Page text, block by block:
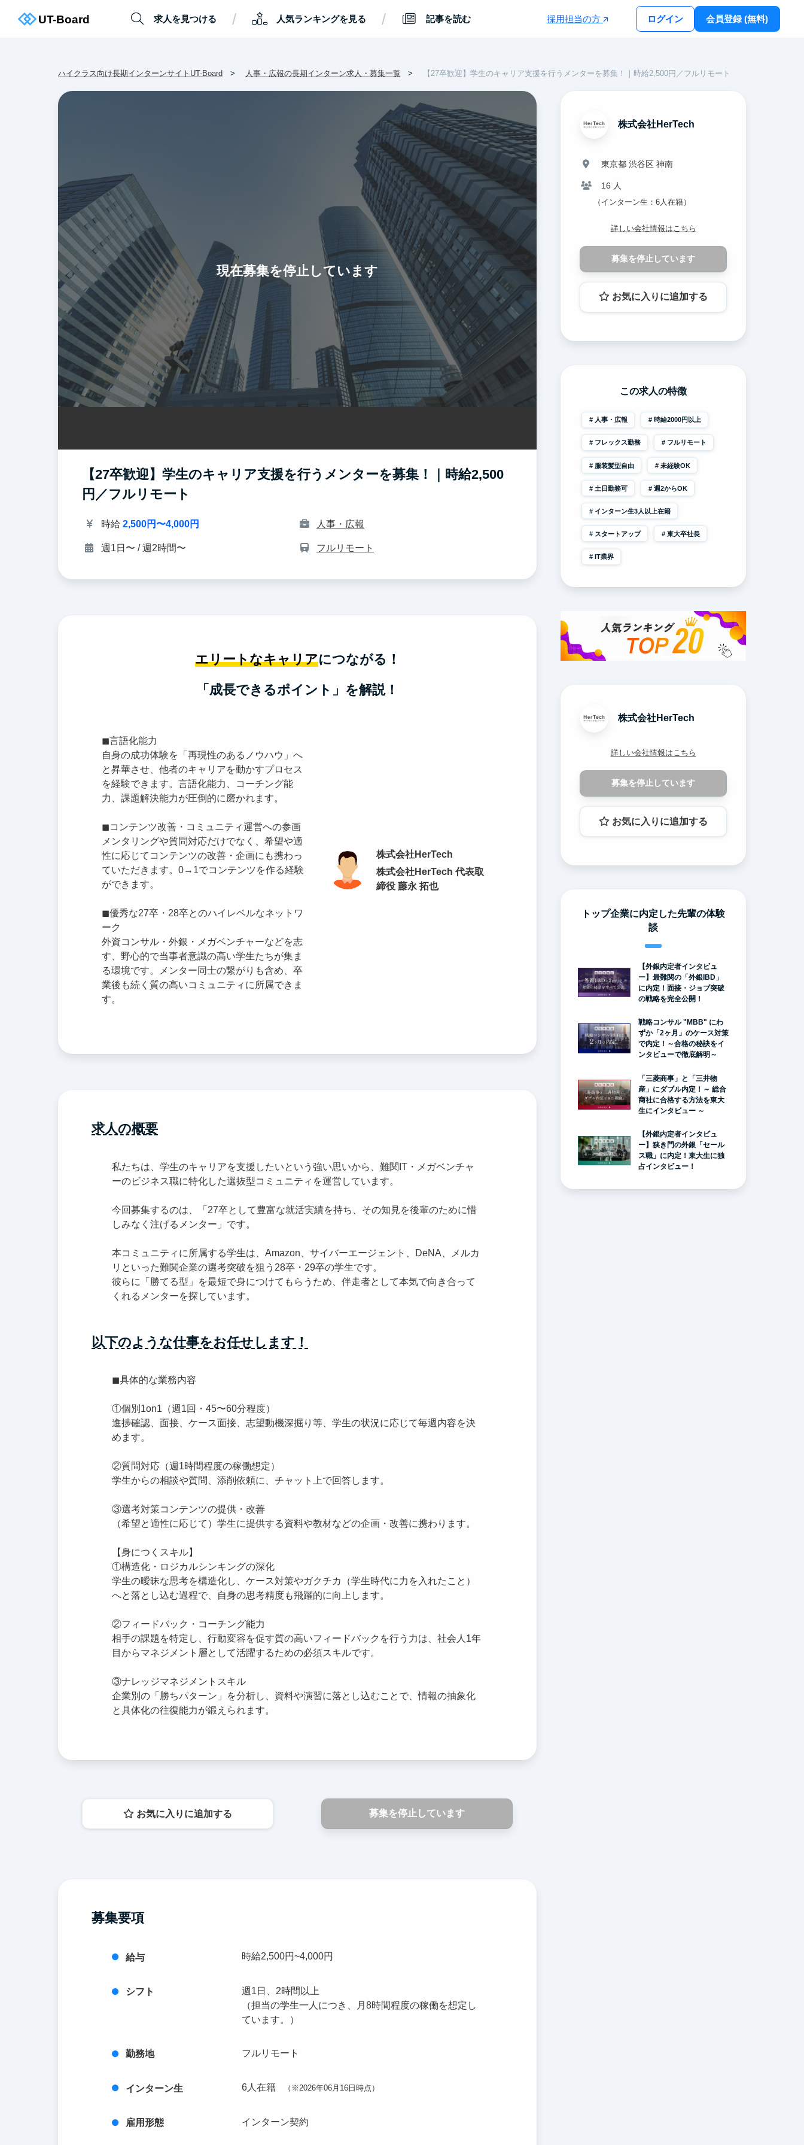
求人を見つける / 人気ランキングを見る / 記事を読む 採用担当の方 ログイン 会員登録 (無料)
ハイクラス向け長期インターンサイトUT-Board 人事・広報の長期インターン求人・募集一覧 【27卒歓迎】学生のキャリア支援を行うメンターを募集！｜時給2,500円／フルリモート
現在募集を停止しています
【27卒歓迎】学生のキャリア支援を行うメンターを募集！｜時給2,500
円／フルリモート
時給 2,500円〜4,000円 人事・広報
週1日〜 / 週2時間〜 フルリモート
エリートなキャリアにつながる！
「成長できるポイント」を解説！
株式会社HerTech
株式会社HerTech 代表取
締役 藤永 拓也
◼︎言語化能力
自身の成功体験を「再現性のあるノウハウ」へ
と昇華させ、他者のキャリアを動かすプロセス
を経験できます。言語化能力、コーチング能
力、課題解決能力が圧倒的に磨かれます。
◼︎コンテンツ改善・コミュニティ運営への参画
メンタリングや質問対応だけでなく、希望や適
性に応じてコンテンツの改善・企画にも携わっ
ていただきます。0→1でコンテンツを作る経験
ができます。
◼︎優秀な27卒・28卒とのハイレベルなネットワ
ーク
外資コンサル・外銀・メガベンチャーなどを志
す、野心的で当事者意識の高い学生たちが集ま
る環境です。メンター同士の繋がりも含め、卒
業後も続く質の高いコミュニティに所属できま
す。
求人の概要
私たちは、学生のキャリアを支援したいという強い思いから、難関IT・メガベンチャ
ーのビジネス職に特化した選抜型コミュニティを運営しています。
今回募集するのは、「27卒として豊富な就活実績を持ち、その知見を後輩のために惜
しみなく注げるメンター」です。
本コミュニティに所属する学生は、Amazon、サイバーエージェント、DeNA、メルカ
リといった難関企業の選考突破を狙う28卒・29卒の学生です。
彼らに「勝てる型」を最短で身につけてもらうため、伴走者として本気で向き合って
くれるメンターを探しています。
以下のような仕事をお任せします！
◼︎具体的な業務内容
①個別1on1（週1回・45〜60分程度）
進捗確認、面接、ケース面接、志望動機深掘り等、学生の状況に応じて毎週内容を決
めます。
②質問対応（週1時間程度の稼働想定）
学生からの相談や質問、添削依頼に、チャット上で回答します。
③選考対策コンテンツの提供・改善
（希望と適性に応じて）学生に提供する資料や教材などの企画・改善に携わります。
【身につくスキル】
①構造化・ロジカルシンキングの深化
学生の曖昧な思考を構造化し、ケース対策やガクチカ（学生時代に力を入れたこと）
へと落とし込む過程で、自身の思考精度も飛躍的に向上します。
②フィードバック・コーチング能力
相手の課題を特定し、行動変容を促す質の高いフィードバックを行う力は、社会人1年
目からマネジメント層として活躍するための必須スキルです。
③ナレッジマネジメントスキル
企業別の「勝ちパターン」を分析し、資料や演習に落とし込むことで、情報の抽象化
と具体化の往復能力が鍛えられます。
お気に入りに追加する 募集を停止しています
募集要項
給与 時給2,500円~4,000円
シフト
週1日、2時間以上
（担当の学生一人につき、月8時間程度の稼働を想定し
ています。）
勤務地 フルリモート
インターン生 6人在籍 （※2026年06月16日時点）
雇用形態 インターン契約
株式会社HerTech
東京都 渋谷区 神南
16 人
（インターン生：6人在籍）
詳しい会社情報はこちら
募集を停止しています
お気に入りに追加する
この求人の特徴
人事・広報 時給2000円以上
フレックス勤務 フルリモート
服装髪型自由 未経験OK
土日勤務可 週2からOK
インターン生3人以上在籍
スタートアップ 東大卒社長
IT業界
株式会社HerTech
詳しい会社情報はこちら
募集を停止しています
お気に入りに追加する
トップ企業に内定した先輩の体験
談
【外銀内定者インタビュ
ー】最難関の「外銀IBD」
に内定！面接・ジョブ突破
の戦略を完全公開！
戦略コンサル "MBB" にわ
ずか「2ヶ月」のケース対策
で内定！～合格の秘訣をイ
ンタビューで徹底解明～
「三菱商事」と「三井物
産」にダブル内定！～ 総合
商社に合格する方法を東大
生にインタビュー ～
【外銀内定者インタビュ
ー】狭き門の外銀「セール
ス職」に内定！東大生に独
占インタビュー！